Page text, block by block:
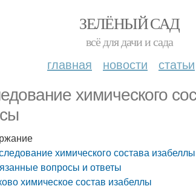
ЗЕЛЁНЫЙ САД
всё для дачи и сада
главная новости статьи
химического
химического состава
вопросы и ответы
химическое состав изабеллы